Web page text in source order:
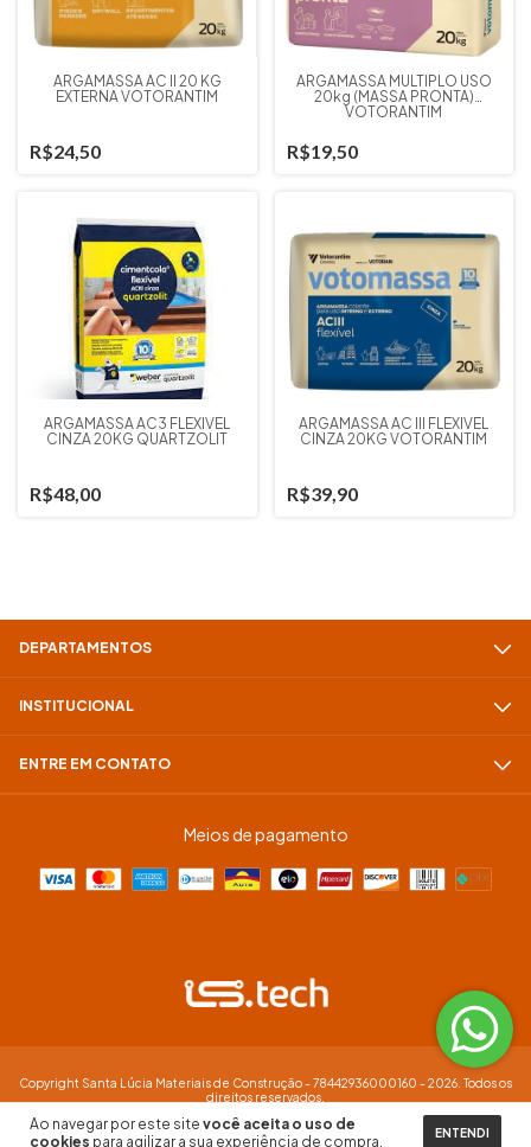
Ao navegar por este site você aceita o uso de
cookies para agilizar a sua experiência de compra. ENTENDI
ARGAMASSA AC II 20 KG
EXTERNA VOTORANTIM
R$24,50
ARGAMASSA MÚLTIPLO USO
20kg (MASSA PRONTA)
VOTORANTIM
R$19,50
ARGAMASSA AC3 FLEXÍVEL
CINZA 20KG QUARTZOLIT
R$48,00
ARGAMASSA AC III FLEXÍVEL
CINZA 20KG VOTORANTIM
R$39,90
DEPARTAMENTOS
INSTITUCIONAL
ENTRE EM CONTATO
Meios de pagamento
Copyright Santa Lúcia Materiais de Construção - 78442936000160 - 2026. Todos os
direitos reservados.